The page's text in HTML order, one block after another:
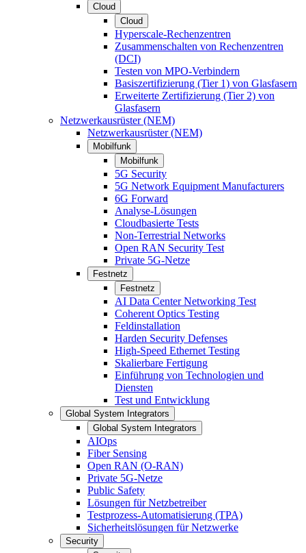
Cloud
Cloud
Hyperscale-Rechenzentren
Zusammenschalten von Rechenzentren
(DCI)
Testen von MPO-Verbindern
Basiszertifizierung (Tier 1) von Glasfasern
Erweiterte Zertifizierung (Tier 2) von
Glasfasern
Netzwerkausrüster (NEM)
Netzwerkausrüster (NEM)
Mobilfunk
Mobilfunk
5G Security
5G Network Equipment Manufacturers
6G Forward
Analyse-Lösungen
Cloudbasierte Tests
Non-Terrestrial Networks
Open RAN Security Test
Private 5G-Netze
Festnetz
Festnetz
AI Data Center Networking Test
Coherent Optics Testing
Feldinstallation
Harden Security Defenses
High-Speed Ethernet Testing
Skalierbare Fertigung
Einführung von Technologien und
Diensten
Test und Entwicklung
Global System Integrators
Global System Integrators
AIOps
Fiber Sensing
Open RAN (O-RAN)
Private 5G-Netze
Public Safety
Lösungen für Netzbetreiber
Testprozess-Automatisierung (TPA)
Sicherheitslösungen für Netzwerke
Security